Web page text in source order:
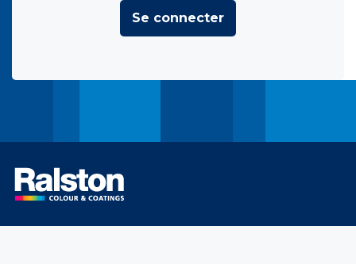
Se connecter